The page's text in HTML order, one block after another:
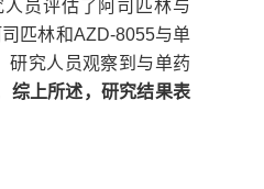
员评估了阿司匹林与
匹林和AZD-8055与单
研究人员观察到与单药
综上所述，研究结果表